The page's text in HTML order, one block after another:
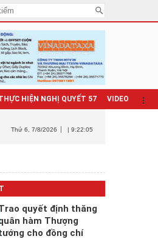
HIỆN NGHỊ QUYẾT 57 VIDEO
Thứ 6 , 7/8/2026 | 9:22:06
quyết định thăng
hàm Thượng
cho đồng chí